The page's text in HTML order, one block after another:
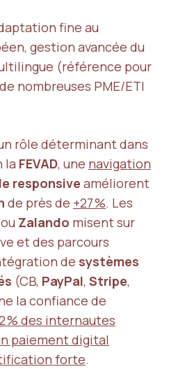
fine au
gestion avancée du
(référence pour
nombreuses PME/ETI
rôle déterminant dans
la FEVAD, une navigation
responsive améliorent
de près de +27 %. Les
ou Zalando misent sur
et des parcours
de systèmes
(CB, PayPal, Stripe,
la confiance de
% des internautes
paiement digital
forte.